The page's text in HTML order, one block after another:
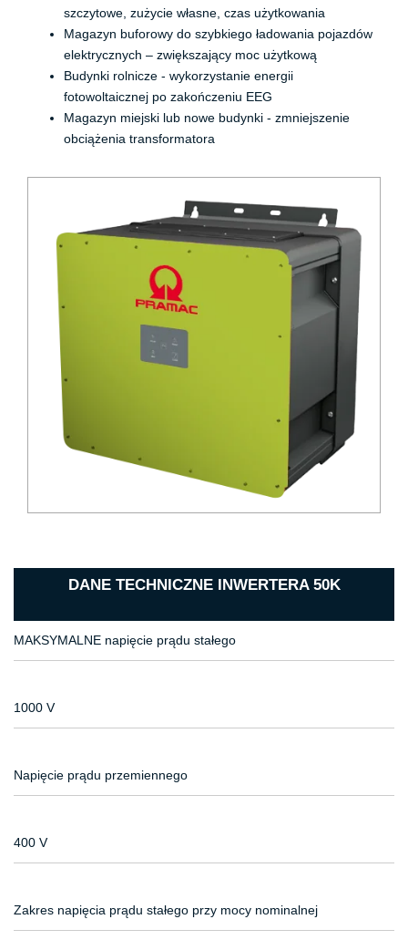
szczytowe, zużycie własne, czas użytkowania
Magazyn buforowy do szybkiego ładowania pojazdów
elektrycznych – zwiększający moc użytkową
Budynki rolnicze - wykorzystanie energii
fotowoltaicznej po zakończeniu EEG
Magazyn miejski lub nowe budynki - zmniejszenie
obciążenia transformatora
DANE TECHNICZNE INWERTERA 50K
MAKSYMALNE napięcie prądu stałego
1000 V
Napięcie prądu przemiennego
400 V
Zakres napięcia prądu stałego przy mocy nominalnej